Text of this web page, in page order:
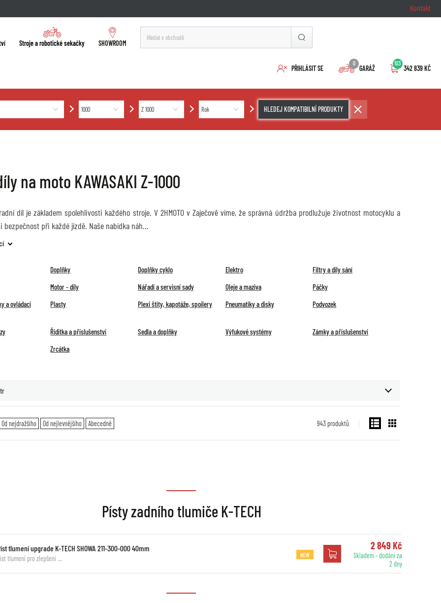
Kontakt
Stroje a robotické sekačky SHOWROOM
PŘIHLÁSIT SE
0
GARÁŽ
103
342 839 KČ
HLEDEJ KOMPATIBILNÍ PRODUKTY
na moto KAWASAKI Z-1000
díl je základem spolehlivosti každého stroje. V 2HMOTO v Zaječově víme, že správná údržba prodlužuje životnost motocyklu a
bezpečnost při každé jízdě. Naše nabídka náh
Doplňky Doplňky cyklo Elektro
Filtry a díly sání
Motor - díly
Nářadí a servisní sady Oleje a maziva
Páčky
a ovládací
Plasty Plexi štíty, kapotáže, spoilery Pneumatiky a disky Podvozek
Řídítka a příslušenství Sedla a doplňky Výfukové systémy
Zámky a příslušenství
Zrcátka
943 produktů
Od nejdražšího Od nejlevnějšího Abecedně
Písty zadního tlumiče K-TECH
tlumení upgrade K-TECH SHOWA 211-300-000 40mm
tlumení pro zlepšení … NEW
2 849 Kč
Skladem - dodání za
2 dny